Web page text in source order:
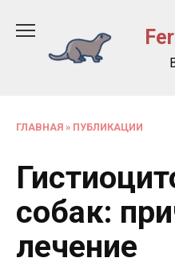
содержанию
ГЛАВНАЯ » ПУБЛИКАЦИИ
собак:
лечение